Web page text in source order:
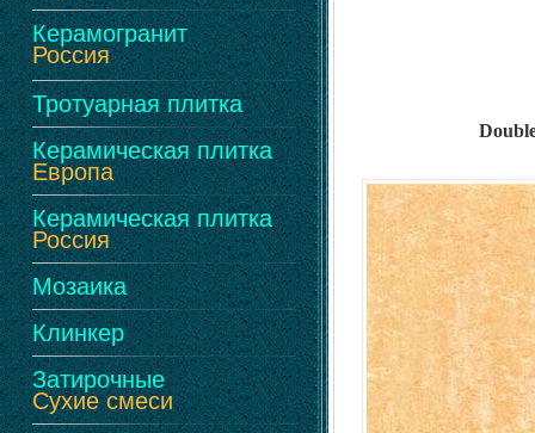
Керамогранит
Россия
Тротуарная плитка
Керамическая плитка
Европа
Керамическая плитка
Россия
Мозаика
Клинкер
Затирочные
Сухие смеси